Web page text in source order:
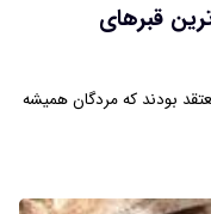
قبرهای
بودند که مردگان همیشه